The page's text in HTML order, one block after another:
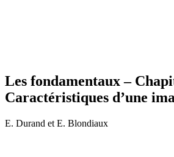
Les fondamentaux –
Caractéristiques d’une
E. Durand et E. Blondiaux